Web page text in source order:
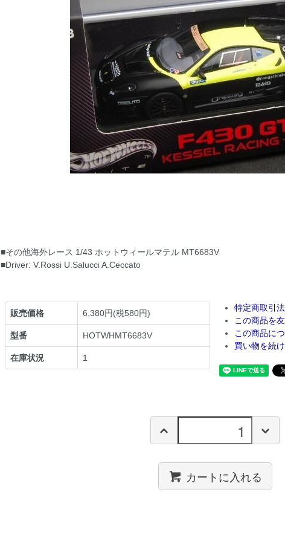
■その他海外レース 1/43 ホットウィールマテル MT6683V
■Driver: V.Rossi U.Salucci A.Ceccato
販売価格 6,380円(税580円)
型番 HOTWHMT6683V
在庫状況 1
特定商取引
この商品を
この商品に
買い物を続
カートに入れる